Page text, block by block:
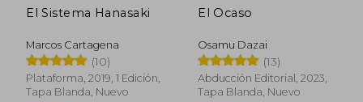
El Sistema Hanasaki
Marcos Cartagena
(10)
Plataforma, 2019, 1 Edición,
Tapa Blanda, Nuevo
El Ocaso
Osamu Dazai
(13)
Abducción Editorial, 2023,
Tapa Blanda, Nuevo